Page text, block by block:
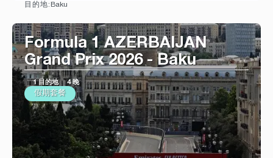
目的地: Baku
Formula 1 AZERBAIJAN
Grand Prix 2026 - Baku
1 目的地 4 晚
假期套餐